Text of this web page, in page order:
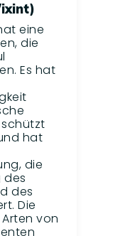
eine
die
Es hat
hat
die
des
des
Die
von